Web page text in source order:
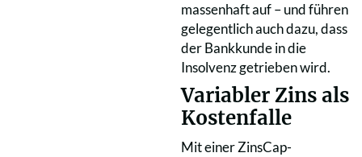
massenhaft auf – und führen
gelegentlich auch dazu, dass
der Bankkunde in die
Insolvenz getrieben wird.
Variabler Zins als
Kostenfalle
Mit einer ZinsCap-